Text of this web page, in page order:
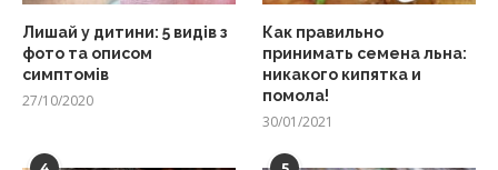
Лишай у дитини: 5 видів з
фото та описом
симптомів
27/10/2020
Как правильно
принимать семена льна:
никакого кипятка и
помола!
30/01/2021